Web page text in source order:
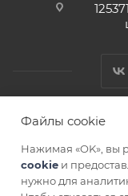
Файлы cookie
Нажимая «OK», вы
cookie и
нужно для